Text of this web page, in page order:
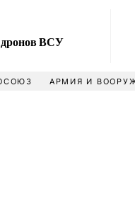
дронов ВСУ
АРМИЯ И